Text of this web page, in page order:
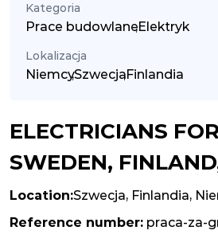
Kategoria
Prace budowlane,Elektryk
Lokalizacja
Niemcy
,Szwecja,Finlandia
ELECTRICIANS
SWEDEN,
Location:Szwecja, Finlandia,
Reference number: praca-za-